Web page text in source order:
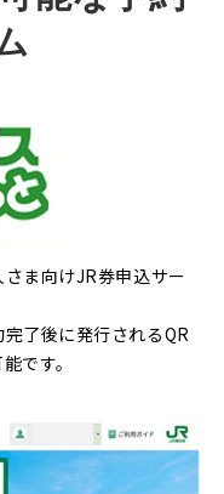
さま向けJR券申込サー
了後に発行されるQR
です。